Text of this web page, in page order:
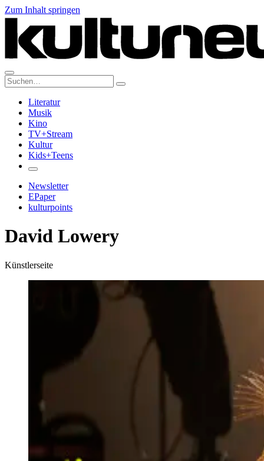
Zum Inhalt springen
Suche:
Literatur
Musik
Kino
TV+Stream
Kultur
Kids+Teens
Newsletter
EPaper
kulturpoints
David Lowery
Künstlerseite